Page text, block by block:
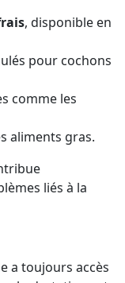
, disponible en
pour cochons
comme les
aliments gras.
liés à la
a toujours accès